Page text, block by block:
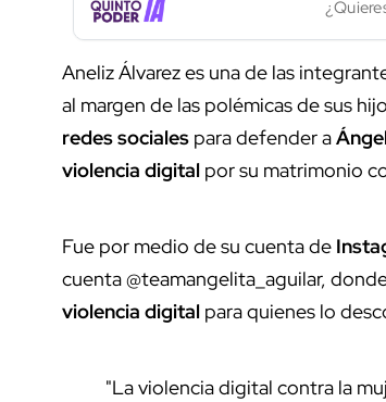
Aneliz Álvarez es una de las
al margen de las polémicas de sus
redes sociales para defender a
violencia digital por su matrimonio
Fue por medio de su cuenta de
cuenta @teamangelita_aguilar,
violencia digital para quienes lo
"La violencia digital contra la